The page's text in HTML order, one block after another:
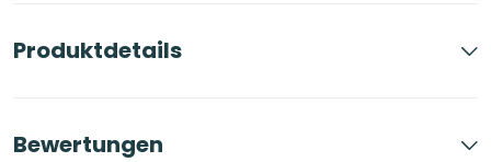
Produktdetails
Bewertungen